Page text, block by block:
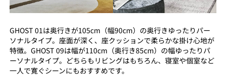
GHOST 01は奥行きが105cm（幅90cm）の奥行きゆったりパー
ソナルタイプ。座面が深く、座クッションで柔らかな掛け心地が
特徴。GHOST 09は幅が110cm（奥行き85cm）の幅ゆったりパ
ーソナルタイプ。どちらもリビングはもちろん、寝室や個室など
一人で寛ぐシーンにもおすすめです。